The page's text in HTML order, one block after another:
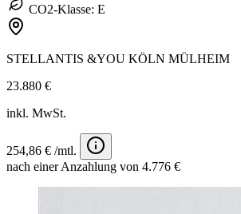
CO2-Klasse: E
STELLANTIS &YOU KÖLN MÜLHEIM
23.880 €
inkl. MwSt.
254,86 € /mtl.
nach einer Anzahlung von 4.776 €